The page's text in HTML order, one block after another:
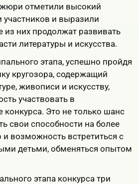
отметили высокий
участников и выразили
из них продолжат развивать
литературы и искусства.
этапа, успешно пройдя
кругозора, содержащий
живописи и искусству,
участвовать в
конкурса. Это не только шанс
свои способности на более
возможность встретиться с
детьми, обменяться опытом
этапа конкурса три